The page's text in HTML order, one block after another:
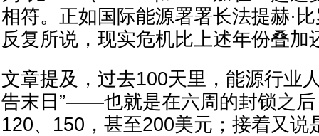
相符。正如国际能源署署长法提赫·
反复所说，现实危机比上述年份叠加
文章提及，过去100天里，能源行业
告末日”——也就是在六周的封锁之后
120、150，甚至200美元；接着又说